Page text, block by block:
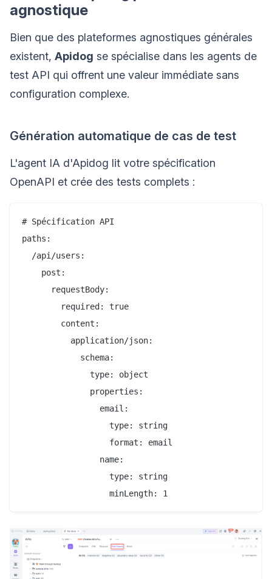
agnostique
Bien que des plateformes agnostiques générales
existent, Apidog se spécialise dans les agents de
test API qui offrent une valeur immédiate sans
configuration complexe.
Génération automatique de cas de test
L'agent IA d'Apidog lit votre spécification
OpenAPI et crée des tests complets :
# Spécification API
paths:
  /api/users:
    post:
      requestBody:
        required: true
        content:
          application/json:
            schema:
              type: object
              properties:
                email:
                  type: string
                  format: email
                name:
                  type: string